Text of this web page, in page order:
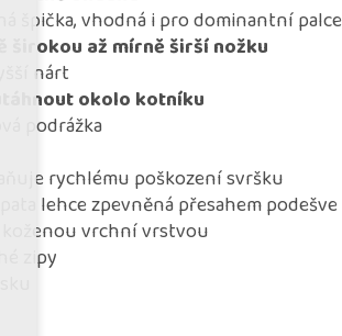
špička, vhodná i pro dominantní palce
širokou až mírně širší nožku
nárt
okolo kotníku
podrážka
rychlému poškození svršku
pata lehce zpevněná přesahem podešve
koženou vrchní vrstvou
zipy